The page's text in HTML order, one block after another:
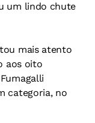
um lindo chute
mais atento
aos oito
categoria, no